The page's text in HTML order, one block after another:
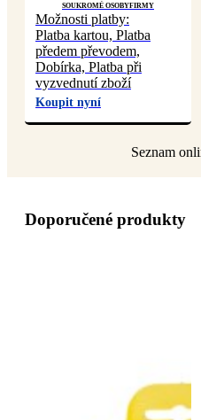
Soukromé osobyFirmy
Možnosti platby:
Platba kartou, Platba
předem převodem,
Dobírka, Platba při
vyzvednutí zboží
Koupit nyní
Doporučené produkty